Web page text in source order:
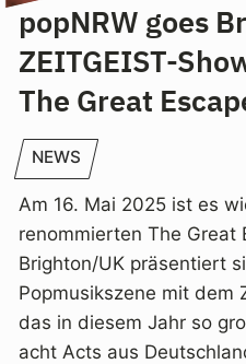
popNRW goes
ZEITGEIST-
The Great
NEWS
Am 16. Mai 2025 ist es
renommierten The Great
Brighton/UK präsentiert
Popmusikszene mit dem
das in diesem Jahr so
acht Acts aus